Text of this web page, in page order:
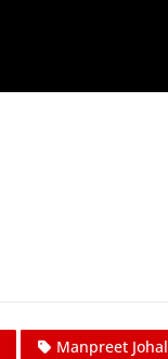
Manpreet Johal